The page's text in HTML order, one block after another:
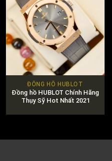
ĐỒNG HỒ HUBLOT
Đồng hồ HUBLOT Chính Hãng
Thụy Sỹ Hot Nhất 2021